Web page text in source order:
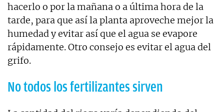
hacerlo o por la mañana o a última hora de la
tarde, para que así la planta aproveche mejor la
humedad y evitar así que el agua se evapore
rápidamente. Otro consejo es evitar el agua del
grifo.
No todos los fertilizantes sirven